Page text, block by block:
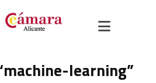
learning”